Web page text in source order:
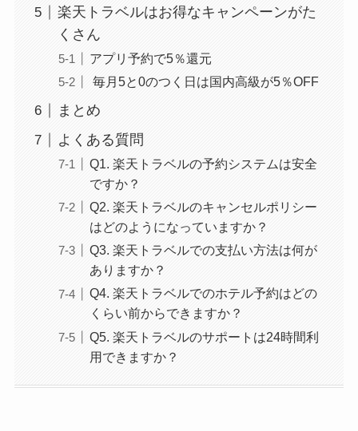
楽天トラベルはお得なキャンペーンがた
くさん
アプリ予約で5％還元
毎月5と0のつく日は国内高級が5％OFF
まとめ
よくある質問
Q1. 楽天トラベルの予約システムは安全
ですか？
Q2. 楽天トラベルのキャンセルポリシー
はどのようになっていますか？
Q3. 楽天トラベルでの支払い方法は何が
ありますか？
Q4. 楽天トラベルでのホテル予約はどの
くらい前からできますか？
Q5. 楽天トラベルのサポートは24時間利
用できますか？